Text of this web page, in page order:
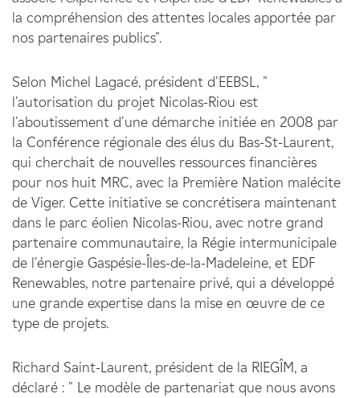
la compréhension des attentes locales apportée par
nos partenaires publics".
Selon Michel Lagacé, président d'EEBSL, "
l'autorisation du projet Nicolas-Riou est
l'aboutissement d'une démarche initiée en 2008 par
la Conférence régionale des élus du Bas-St-Laurent,
qui cherchait de nouvelles ressources financières
pour nos huit MRC, avec la Première Nation malécite
de Viger. Cette initiative se concrétisera maintenant
dans le parc éolien Nicolas-Riou, avec notre grand
partenaire communautaire, la Régie intermunicipale
de l'énergie Gaspésie-Îles-de-la-Madeleine, et EDF
Renewables, notre partenaire privé, qui a développé
une grande expertise dans la mise en œuvre de ce
type de projets.
Richard Saint-Laurent, président de la RIEGÎM, a
déclaré : " Le modèle de partenariat que nous avons